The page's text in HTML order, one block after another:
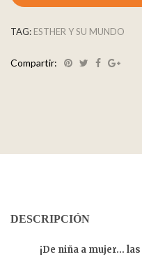
TAG: ESTHER Y SU MUNDO
Compartir:
DESCRIPCIÓN
¡De niña a mujer…